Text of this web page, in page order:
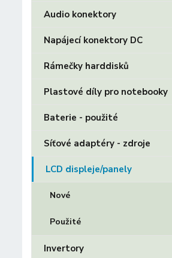
Audio konektory
Napájecí konektory DC
Rámečky harddisků
Plastové díly pro notebooky
Baterie - použité
Síťové adaptéry - zdroje
LCD displeje/panely
Nové
Použité
Invertory